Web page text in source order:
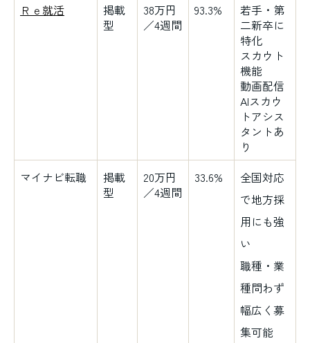
Ｒｅ就活
掲載
型
38万円
／4週間
93.3%
若手・第
二新卒に
特化
スカウト
機能
動画配信
AIスカウ
トアシス
タントあ
り
マイナビ転職
掲載
型
20万円
／4週間
33.6%
全国対応
で地方採
用にも強
い
職種・業
種問わず
幅広く募
集可能